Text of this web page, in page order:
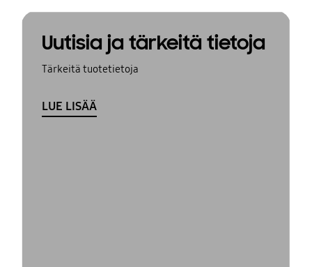
Uutisia ja tärkeitä tietoja
Tärkeitä tuotetietoja
LUE LISÄÄ